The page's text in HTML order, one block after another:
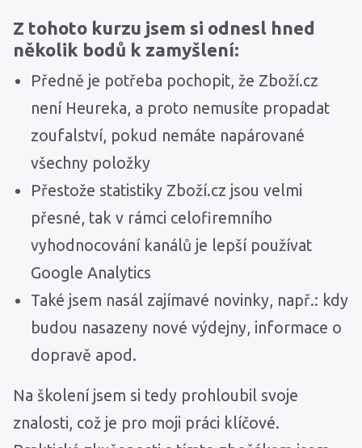
Z tohoto kurzu jsem si odnesl hned
několik bodů k zamyšlení:
Předně je potřeba pochopit, že Zboží.cz
není Heureka, a proto nemusíte propadat
zoufalství, pokud nemáte napárované
všechny položky
Přestože statistiky Zboží.cz jsou velmi
přesné, tak v rámci celofiremního
vyhodnocování kanálů je lepší používat
Google Analytics
Také jsem nasál zajímavé novinky, např.: kdy
budou nasazeny nové výdejny, informace o
dopravě apod.
Na školení jsem si tedy prohloubil svoje
znalosti, což je pro moji práci klíčové.